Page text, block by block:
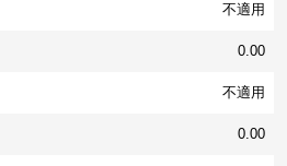
不適用
0.00
不適用
0.00